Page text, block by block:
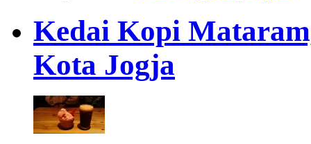
Kedai Kopi
Kota Jogja